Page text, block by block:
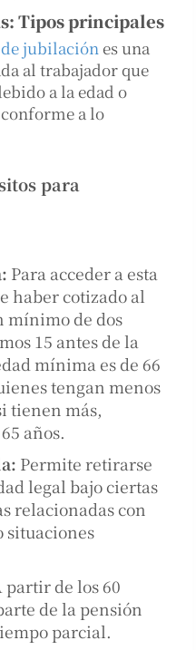
Tipos principales
jubilación es una
al trabajador que
a la edad o
a lo
para
Para acceder a esta
haber cotizado al
mínimo de dos
15 antes de la
mínima es de 66
tengan menos
tienen más,
años.
Permite retirarse
legal bajo ciertas
relacionadas con
situaciones
partir de los 60
de la pensión
parcial.